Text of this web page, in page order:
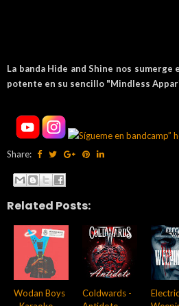
La banda Hide and Shine nos sumerge
potente en su sencillo "Mindless
Share:
Related Posts:
Wodan Boys
Coldwards -